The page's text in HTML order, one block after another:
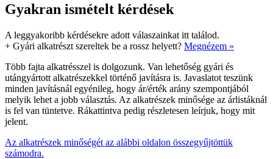
Gyakran ismételt kérdések
A leggyakoribb kérdésekre adott válaszainkat itt találod.
+ Gyári alkatrészt szereltek be a rossz helyett? Megnézem »
Több fajta alkatrésszel is dolgozunk. Van lehetőség gyári és
utángyártott alkatrészekkel történő javításra is. Javaslatot teszünk
minden javításnál egyénileg, hogy ár/érték arány szempontjából
melyik lehet a jobb választás. Az alkatrészek minősége az árlistáknál
is fel van tüntetve. Rákattintva pedig részletesen leírjuk, hogy mit
jelent.
Az alkatrészek minőségét az alábbi oldalon összegyűjtöttük
számodra.